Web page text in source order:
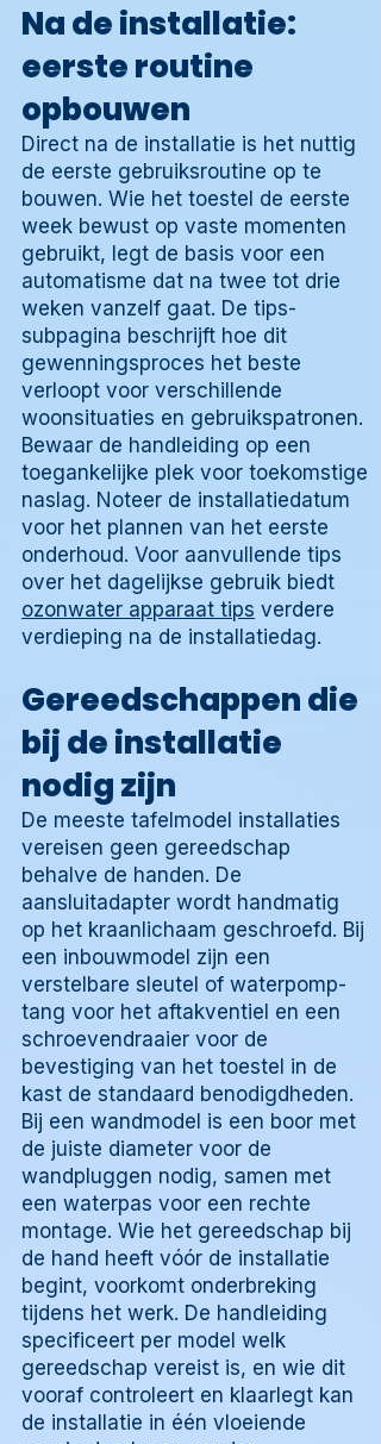
Na de installatie:
eerste routine
opbouwen
Direct na de installatie is het nuttig
de eerste gebruiksroutine op te
bouwen. Wie het toestel de eerste
week bewust op vaste momenten
gebruikt, legt de basis voor een
automatisme dat na twee tot drie
weken vanzelf gaat. De tips-
subpagina beschrijft hoe dit
gewenningsproces het beste
verloopt voor verschillende
woonsituaties en gebruikspatronen.
Bewaar de handleiding op een
toegankelijke plek voor toekomstige
naslag. Noteer de installatiedatum
voor het plannen van het eerste
onderhoud. Voor aanvullende tips
over het dagelijkse gebruik biedt
ozonwater apparaat tips verdere
verdieping na de installatiedag.
Gereedschappen die
bij de installatie
nodig zijn
De meeste tafelmodel installaties
vereisen geen gereedschap
behalve de handen. De
aansluitadapter wordt handmatig
op het kraanlichaam geschroefd. Bij
een inbouwmodel zijn een
verstelbare sleutel of waterpomp-
tang voor het aftakventiel en een
schroevendraaier voor de
bevestiging van het toestel in de
kast de standaard benodigdheden.
Bij een wandmodel is een boor met
de juiste diameter voor de
wandpluggen nodig, samen met
een waterpas voor een rechte
montage. Wie het gereedschap bij
de hand heeft vóór de installatie
begint, voorkomt onderbreking
tijdens het werk. De handleiding
specificeert per model welk
gereedschap vereist is, en wie dit
vooraf controleert en klaarlegt kan
de installatie in één vloeiende